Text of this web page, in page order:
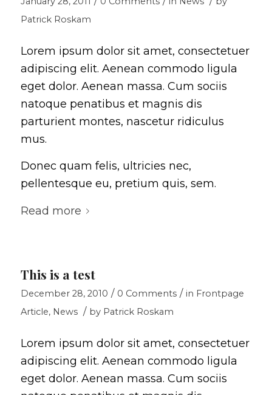
Patrick Roskam
Lorem ipsum dolor sit amet, consectetuer
adipiscing elit. Aenean commodo ligula
eget dolor. Aenean massa. Cum sociis
natoque penatibus et magnis dis
parturient montes, nascetur ridiculus
mus.
Donec quam felis, ultricies nec,
pellentesque eu, pretium quis, sem.
Read more
This is a test
December 28, 2010 / 0 Comments / in Frontpage
Article, News / by Patrick Roskam
Lorem ipsum dolor sit amet, consectetuer
adipiscing elit. Aenean commodo ligula
eget dolor. Aenean massa. Cum sociis